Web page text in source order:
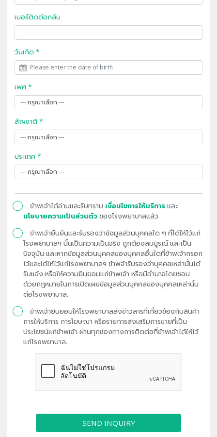
เบอร์ติดต่อกลับ
วันเกิด *
เพศ *
สัญชาติ *
ประเทศ *
ข้าพเจ้าได้อ่านและรับทราบ เงื่อนไขการให้บริการ และ
นโยบายความเป็นส่วนตัว ของโรงพยาบาลแล้ว.
ข้าพเจ้ายืนยันและรับรองว่าข้อมูลส่วนบุคคลใด ๆ ที่ได้ให้ไว้แก่
โรงพยาบาลฯ นั้นเป็นความเป็นจริง ถูกต้องสมบูรณ์ และเป็น
ปัจจุบัน และหากข้อมูลส่วนบุคคลของบุคคลอื่นใดที่ข้าพเจ้ากรอก
ไว้และได้ให้ไว้แก่โรงพยาบาลฯ ข้าพจ้ารับรองว่าบุคคลเหล่านั้นได้
รับแจ้ง หรือให้ความยินยอมแก่ข้าพเจ้า หรือมีอำนาจโดยชอบ
ด้วยกฎหมายในการเปิดเผยข้อมูลส่วนบุคคลของบุคคลเหล่านั้น
ต่อโรงพยาบาล.
ข้าพเจ้ายินยอมให้โรงพยาบาลส่งข่าวสารที่เกี่ยวข้องกับสินค้า
การให้บริการ การโฆษณา หรือรายการส่งเสริมการขายที่เป็น
ประโยชน์แก่ข้าพเจ้า ผ่านทุกช่องทางการติดต่อที่ข้าพเจ้าได้ให้ไว้
แก่โรงพยาบาล.
SEND INQUIRY